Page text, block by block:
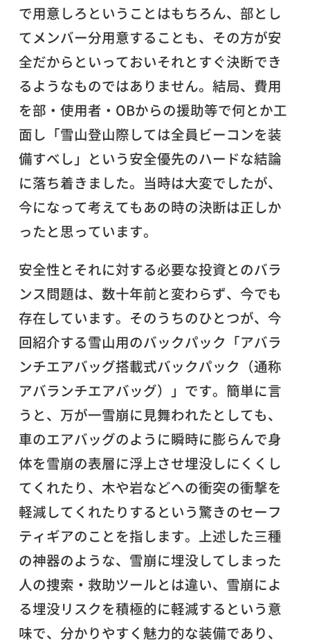
で用意しろということはもちろん、部とし
てメンバー分用意することも、その方が安
全だからといっておいそれとすぐ決断でき
るようなものではありません。結局、費用
を部・使用者・OBからの援助等で何とか工
面し「雪山登山際しては全員ビーコンを装
備すべし」という安全優先のハードな結論
に落ち着きました。当時は大変でしたが、
今になって考えてもあの時の決断は正しか
ったと思っています。
安全性とそれに対する必要な投資とのバラ
ンス問題は、数十年前と変わらず、今でも
存在しています。そのうちのひとつが、今
回紹介する雪山用のバックパック「アバラ
ンチエアバッグ搭載式バックパック（通称
アバランチエアバッグ）」です。簡単に言
うと、万が一雪崩に見舞われたとしても、
車のエアバッグのように瞬時に膨らんで身
体を雪崩の表層に浮上させ埋没しにくくし
てくれたり、木や岩などへの衝突の衝撃を
軽減してくれたりするという驚きのセーフ
ティギアのことを指します。上述した三種
の神器のような、雪崩に埋没してしまった
人の捜索・救助ツールとは違い、雪崩によ
る埋没リスクを積極的に軽減するという意
味で、分かりやすく魅力的な装備であり、